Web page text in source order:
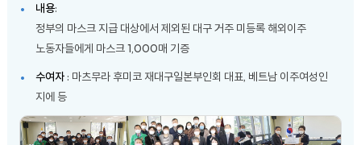
내용:
정부의 마스크 지급 대상에서 제외된 대구 거주 미등록 해외이주
노동자들에게 마스크 1,000매 기증
수여자: 마츠무라 후미코 재대구일본부인회 대표, 베트남 이주여성인
지에 등